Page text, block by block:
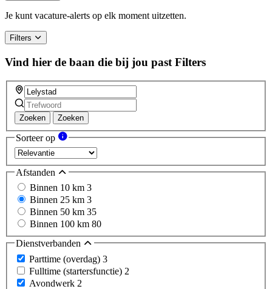
a
human,
this
field
Je kunt vacature-alerts op elk moment uitzetten.
Filters
Vind hier de baan die bij jou past Filters
Zoeken Zoeken
Sorteer op
Afstanden
Binnen 10 km 3
Binnen 25 km 3
Binnen 50 km 35
Binnen 100 km 80
Dienstverbanden
Parttime (overdag) 3
Fulltime (startersfunctie) 2
Avondwerk 2